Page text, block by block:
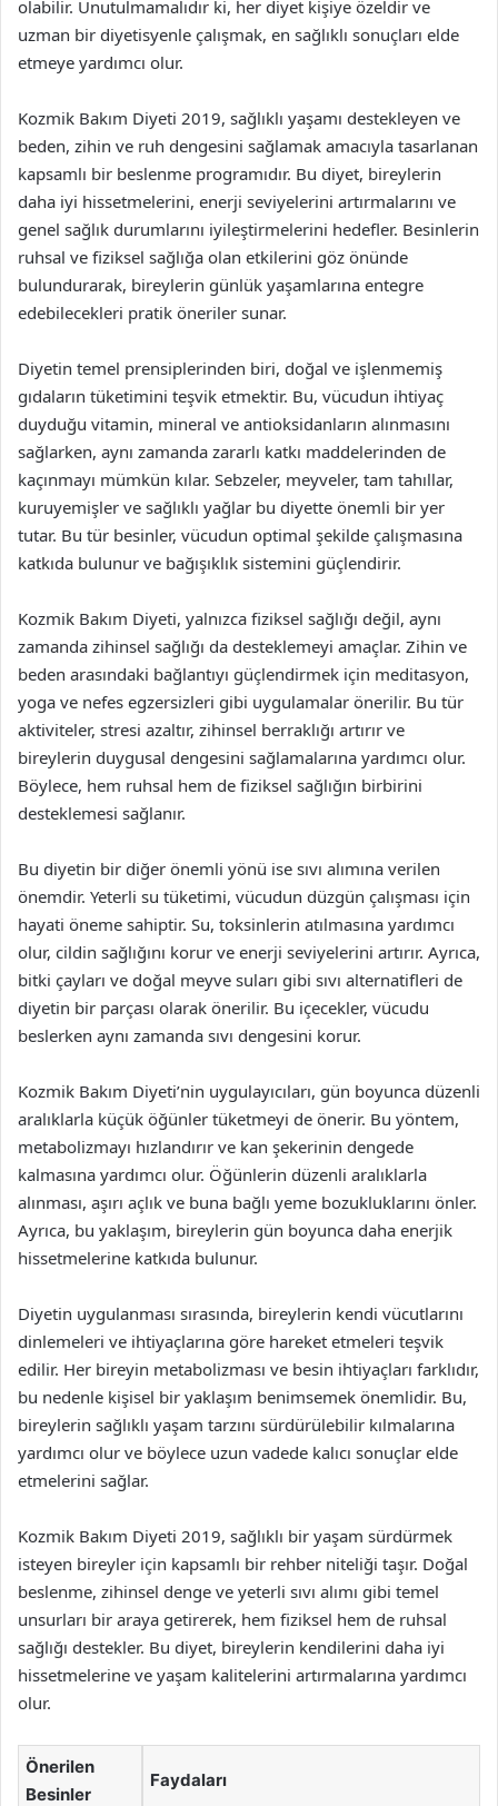
olabilir. Unutulmamalıdır ki, her diyet kişiye özeldir ve
uzman bir diyetisyenle çalışmak, en sağlıklı sonuçları elde
etmeye yardımcı olur.
Kozmik Bakım Diyeti 2019, sağlıklı yaşamı destekleyen ve
beden, zihin ve ruh dengesini sağlamak amacıyla tasarlanan
kapsamlı bir beslenme programıdır. Bu diyet, bireylerin
daha iyi hissetmelerini, enerji seviyelerini artırmalarını ve
genel sağlık durumlarını iyileştirmelerini hedefler. Besinlerin
ruhsal ve fiziksel sağlığa olan etkilerini göz önünde
bulundurarak, bireylerin günlük yaşamlarına entegre
edebilecekleri pratik öneriler sunar.
Diyetin temel prensiplerinden biri, doğal ve işlenmemiş
gıdaların tüketimini teşvik etmektir. Bu, vücudun ihtiyaç
duyduğu vitamin, mineral ve antioksidanların alınmasını
sağlarken, aynı zamanda zararlı katkı maddelerinden de
kaçınmayı mümkün kılar. Sebzeler, meyveler, tam tahıllar,
kuruyemişler ve sağlıklı yağlar bu diyette önemli bir yer
tutar. Bu tür besinler, vücudun optimal şekilde çalışmasına
katkıda bulunur ve bağışıklık sistemini güçlendirir.
Kozmik Bakım Diyeti, yalnızca fiziksel sağlığı değil, aynı
zamanda zihinsel sağlığı da desteklemeyi amaçlar. Zihin ve
beden arasındaki bağlantıyı güçlendirmek için meditasyon,
yoga ve nefes egzersizleri gibi uygulamalar önerilir. Bu tür
aktiviteler, stresi azaltır, zihinsel berraklığı artırır ve
bireylerin duygusal dengesini sağlamalarına yardımcı olur.
Böylece, hem ruhsal hem de fiziksel sağlığın birbirini
desteklemesi sağlanır.
Bu diyetin bir diğer önemli yönü ise sıvı alımına verilen
önemdir. Yeterli su tüketimi, vücudun düzgün çalışması için
hayati öneme sahiptir. Su, toksinlerin atılmasına yardımcı
olur, cildin sağlığını korur ve enerji seviyelerini artırır. Ayrıca,
bitki çayları ve doğal meyve suları gibi sıvı alternatifleri de
diyetin bir parçası olarak önerilir. Bu içecekler, vücudu
beslerken aynı zamanda sıvı dengesini korur.
Kozmik Bakım Diyeti’nin uygulayıcıları, gün boyunca düzenli
aralıklarla küçük öğünler tüketmeyi de önerir. Bu yöntem,
metabolizmayı hızlandırır ve kan şekerinin dengede
kalmasına yardımcı olur. Öğünlerin düzenli aralıklarla
alınması, aşırı açlık ve buna bağlı yeme bozukluklarını önler.
Ayrıca, bu yaklaşım, bireylerin gün boyunca daha enerjik
hissetmelerine katkıda bulunur.
Diyetin uygulanması sırasında, bireylerin kendi vücutlarını
dinlemeleri ve ihtiyaçlarına göre hareket etmeleri teşvik
edilir. Her bireyin metabolizması ve besin ihtiyaçları farklıdır,
bu nedenle kişisel bir yaklaşım benimsemek önemlidir. Bu,
bireylerin sağlıklı yaşam tarzını sürdürülebilir kılmalarına
yardımcı olur ve böylece uzun vadede kalıcı sonuçlar elde
etmelerini sağlar.
Kozmik Bakım Diyeti 2019, sağlıklı bir yaşam sürdürmek
isteyen bireyler için kapsamlı bir rehber niteliği taşır. Doğal
beslenme, zihinsel denge ve yeterli sıvı alımı gibi temel
unsurları bir araya getirerek, hem fiziksel hem de ruhsal
sağlığı destekler. Bu diyet, bireylerin kendilerini daha iyi
hissetmelerine ve yaşam kalitelerini artırmalarına yardımcı
olur.
Önerilen
Besinler
Faydaları